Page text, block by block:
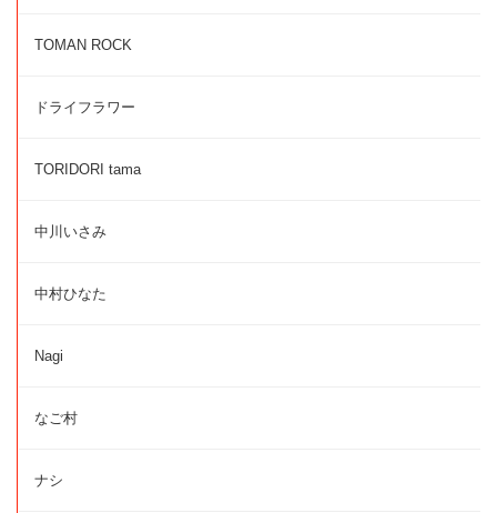
TOMAN ROCK
ドライフラワー
TORIDORI tama
中川いさみ
中村ひなた
Nagi
なご村
ナシ